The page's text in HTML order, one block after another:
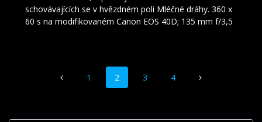
schovávajících se v hvězdném poli Mléčné dráhy. 360 x
60 s na modifikovaném Canon EOS 40D; 135 mm f/3,5
navigaceStránka
1 Stránka
2 Stránka
3 Stránka
4